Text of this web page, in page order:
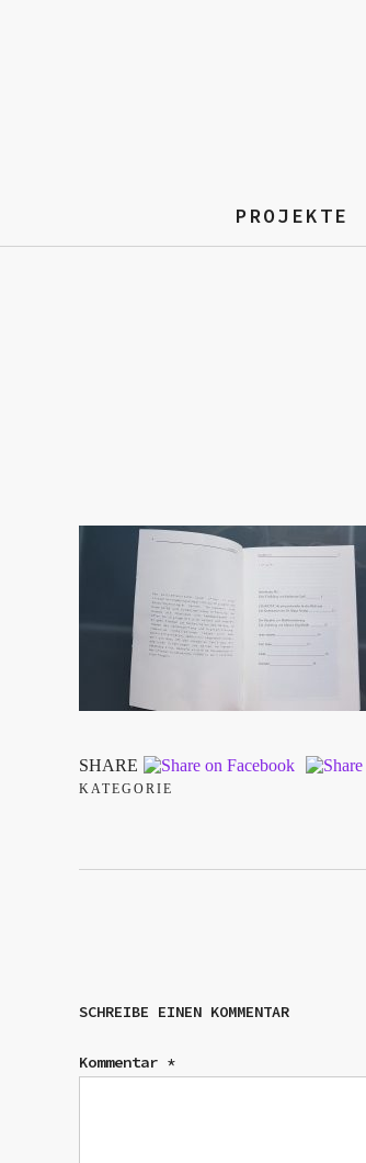
PROJEKTE
SHARE
KATEGORIE
SCHREIBE EINEN KOMMENTAR
Kommentar *